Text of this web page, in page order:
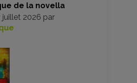
de la novella
juillet 2026 par